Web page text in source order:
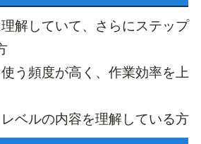
開催スケジュール
リー
人気コース紹介
解していて、さらにステップ
う頻度が高く、作業効率を上
レベルの内容を理解している方